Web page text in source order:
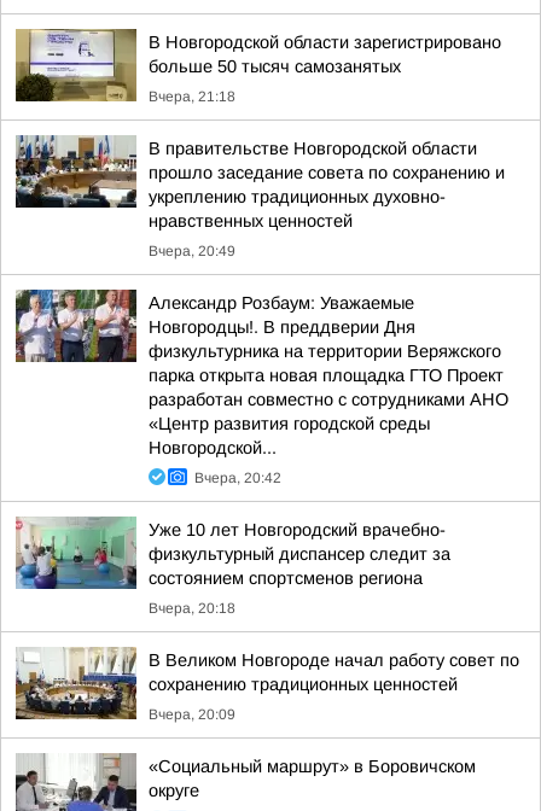
В Новгородской области зарегистрировано
больше 50 тысяч самозанятых
Вчера, 21:18
В правительстве Новгородской области
прошло заседание совета по сохранению и
укреплению традиционных духовно-
нравственных ценностей
Вчера, 20:49
Александр Розбаум: Уважаемые
Новгородцы!. В преддверии Дня
физкультурника на территории Веряжского
парка открыта новая площадка ГТО Проект
разработан совместно с сотрудниками АНО
«Центр развития городской среды
Новгородской...
Вчера, 20:42
Уже 10 лет Новгородский врачебно-
физкультурный диспансер следит за
состоянием спортсменов региона
Вчера, 20:18
В Великом Новгороде начал работу совет по
сохранению традиционных ценностей
Вчера, 20:09
«Социальный маршрут» в Боровичском
округе